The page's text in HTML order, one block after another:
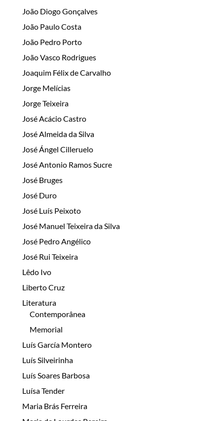
João Diogo Gonçalves
João Paulo Costa
João Pedro Porto
João Vasco Rodrigues
Joaquim Félix de Carvalho
Jorge Melícias
Jorge Teixeira
José Acácio Castro
José Almeida da Silva
José Ángel Cilleruelo
José Antonio Ramos Sucre
José Bruges
José Duro
José Luís Peixoto
José Manuel Teixeira da Silva
José Pedro Angélico
José Rui Teixeira
Lêdo Ivo
Liberto Cruz
Literatura
Contemporânea
Memorial
Luís García Montero
Luís Silveirinha
Luís Soares Barbosa
Luísa Tender
Maria Brás Ferreira